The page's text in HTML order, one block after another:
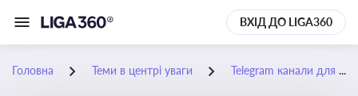
ВХІД ДО LIGA360
Головна Теми в центрі уваги Telegram канали для бухгалтерів: новини, кейси, практичні поради